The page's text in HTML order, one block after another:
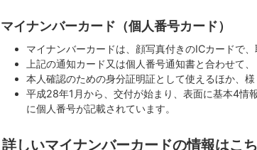
マイナンバーカード（個人番号カード）
マイナンバーカードは、顔写真付きのICカードで、
上記の通知カード又は個人番号通知書と合わせて
本人確認のための身分証明証として使えるほか、様
平成28年1月から、交付が始まり、表面に基本4情
に個人番号が記載されています。
詳しいマイナンバーカードの情報はこ